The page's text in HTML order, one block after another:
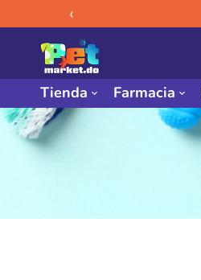
‹
Tienda Farmacia